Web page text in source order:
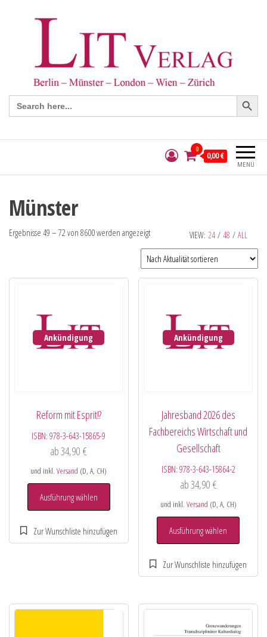
Search
for:
Search Button
MENÜ
0
0,00 €
Münster
VIEW: 24 / 48 / ALL
Ergebnisse 49 – 72 von 8600 werden angezeigt
Ankündigung
Reform mit Esprit!?
ISBN:978-3-643-15865-9
ab34,90€
und inkl.Versand (D, A, CH)
Ausführung wählen
Ankündigung
Jahresband 2026 des
Fachbereichs Wirtschaft und
Gesellschaft
ISBN: 978-3-643-15864-2
ab34,90 €
und inkl. Versand (D, A, CH)
Ausführung wählen